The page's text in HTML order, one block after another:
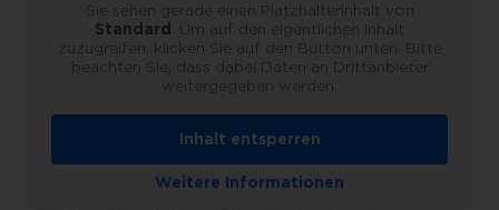
Sie sehen gerade einen Platzhalterinhalt von
Standard . Um auf den eigentlichen Inhalt
zuzugreifen, klicken Sie auf den Button unten. Bitte
beachten Sie, dass dabei Daten an Drittanbieter
weitergegeben werden.
Inhalt entsperren
Weitere Informationen